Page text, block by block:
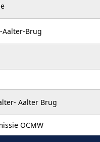
Aalter-Brug
Aalter Brug
OCMW